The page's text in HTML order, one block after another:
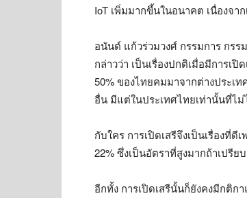
IoT เพิ่มมากขึ้นในอนาคต เนื่องจ
อนันต์ แก้วร่วมวงศ์ กรรมการ กร
กล่าวว่า เป็นเรื่องปกติเมื่อมีการเ
50% ของไทยคมมาจากต่างประเ
อื่น มีแต่ในประเทศไทยเท่านั้นที่ไ
กับใคร การเปิดเสรีจึงเป็นเรื่องที่
22% ซึ่งเป็นอัตราที่สูงมากถ้าเปรี
อีกทั้ง การเปิดเสรีนั้นก็ยังคงมีกติ